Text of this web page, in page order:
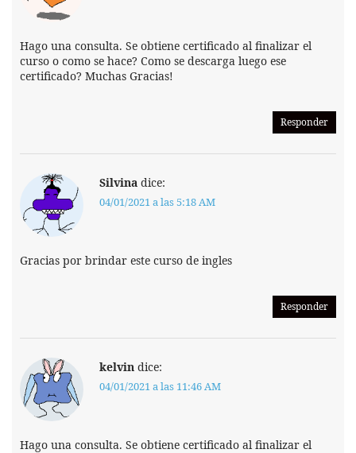
Hago una consulta. Se obtiene certificado al finalizar el
curso o como se hace? Como se descarga luego ese
certificado? Muchas Gracias!
Responder
Silvina dice:
04/01/2021 a las 5:18 AM
Gracias por brindar este curso de ingles
Responder
kelvin dice:
04/01/2021 a las 11:46 AM
Hago una consulta. Se obtiene certificado al finalizar el